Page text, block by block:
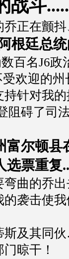
战斗
正在颤
根廷总
数百名J6
欢迎的州
针对我的
阻碍了司
富尔顿县
选票重复
弯曲的乔出
袭击使
斯及其同
晾干！